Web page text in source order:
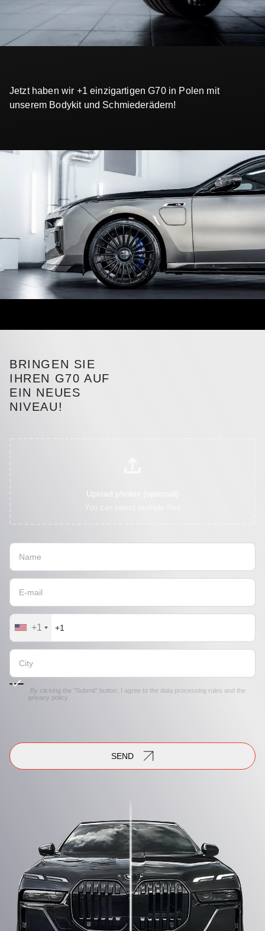
Jetzt haben wir +1 einzigartigen G70 in Polen mit
unserem Bodykit und Schmiederädern!
BRINGEN SIE
IHREN G70 AUF
EIN NEUES
NIVEAU!
Upload photos (optional)
+1
By clicking the "Submit" button, I agree to the data processing rules and the
privacy policy
SEND